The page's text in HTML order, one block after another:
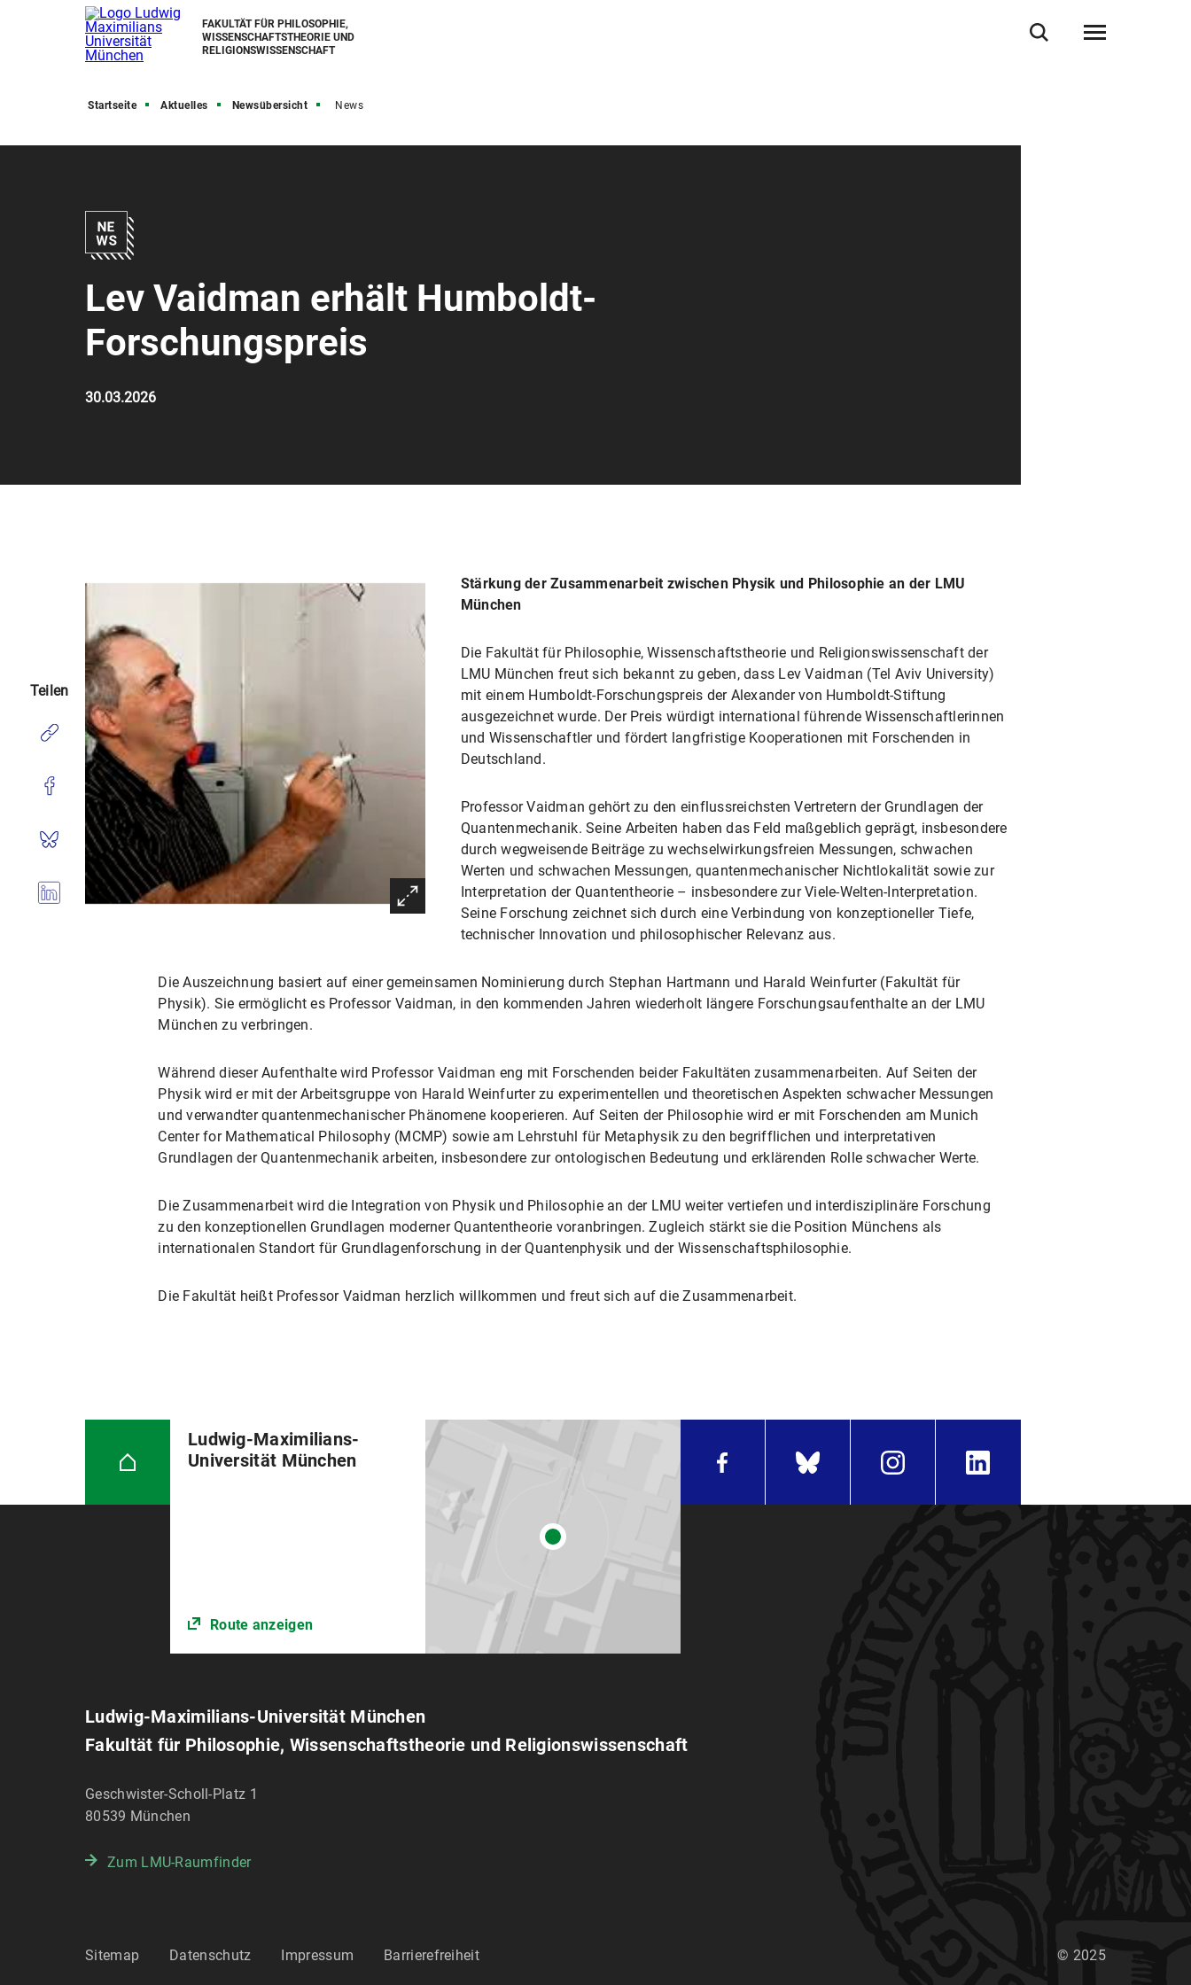
FAKULTÄT FÜR PHILOSOPHIE,
WISSENSCHAFTSTHEORIE UND
RELIGIONSWISSENSCHAFT
Startseite Aktuelles Newsübersicht News
Lev Vaidman erhält Humboldt-
Forschungspreis
30.03.2026
Stärkung der Zusammenarbeit zwischen Physik und Philosophie an der LMU
München
Die Fakultät für Philosophie, Wissenschaftstheorie und Religionswissenschaft der
LMU München freut sich bekannt zu geben, dass Lev Vaidman (Tel Aviv University)
mit einem Humboldt-Forschungspreis der Alexander von Humboldt-Stiftung
ausgezeichnet wurde. Der Preis würdigt international führende Wissenschaftlerinnen
und Wissenschaftler und fördert langfristige Kooperationen mit Forschenden in
Deutschland.
Professor Vaidman gehört zu den einflussreichsten Vertretern der Grundlagen der
Quantenmechanik. Seine Arbeiten haben das Feld maßgeblich geprägt, insbesondere
durch wegweisende Beiträge zu wechselwirkungsfreien Messungen, schwachen
Werten und schwachen Messungen, quantenmechanischer Nichtlokalität sowie zur
Interpretation der Quantentheorie – insbesondere zur Viele-Welten-Interpretation.
Seine Forschung zeichnet sich durch eine Verbindung von konzeptioneller Tiefe,
technischer Innovation und philosophischer Relevanz aus.
Die Auszeichnung basiert auf einer gemeinsamen Nominierung durch Stephan Hartmann und Harald Weinfurter (Fakultät für
Physik). Sie ermöglicht es Professor Vaidman, in den kommenden Jahren wiederholt längere Forschungsaufenthalte an der LMU
München zu verbringen.
Während dieser Aufenthalte wird Professor Vaidman eng mit Forschenden beider Fakultäten zusammenarbeiten. Auf Seiten der
Physik wird er mit der Arbeitsgruppe von Harald Weinfurter zu experimentellen und theoretischen Aspekten schwacher Messungen
und verwandter quantenmechanischer Phänomene kooperieren. Auf Seiten der Philosophie wird er mit Forschenden am Munich
Center for Mathematical Philosophy (MCMP) sowie am Lehrstuhl für Metaphysik zu den begrifflichen und interpretativen
Grundlagen der Quantenmechanik arbeiten, insbesondere zur ontologischen Bedeutung und erklärenden Rolle schwacher Werte.
Die Zusammenarbeit wird die Integration von Physik und Philosophie an der LMU weiter vertiefen und interdisziplinäre Forschung
zu den konzeptionellen Grundlagen moderner Quantentheorie voranbringen. Zugleich stärkt sie die Position Münchens als
internationalen Standort für Grundlagenforschung in der Quantenphysik und der Wissenschaftsphilosophie.
Die Fakultät heißt Professor Vaidman herzlich willkommen und freut sich auf die Zusammenarbeit.
Teilen
Ludwig-Maximilians-
Universität München
Route anzeigen
Ludwig-Maximilians-Universität München
Fakultät für Philosophie, Wissenschaftstheorie und Religionswissenschaft
Geschwister-Scholl-Platz 1
80539 München
Zum LMU-Raumfinder
Sitemap Datenschutz Impressum Barrierefreiheit © 2025